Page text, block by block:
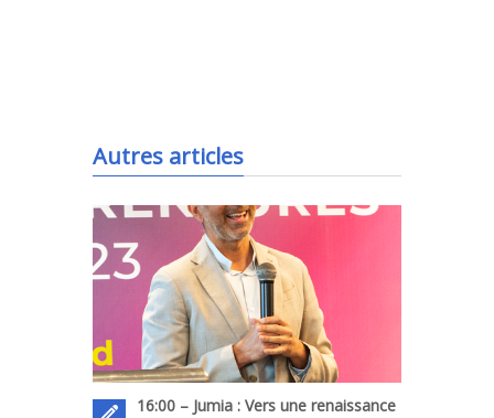
Autres articles
16:00 – Jumia : Vers une renaissance